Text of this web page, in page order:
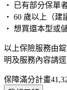
・ 已有部分保單
・ 60 歲以上（建
・ 想買還本型或
以上保險服務由
明及服務內容請
保障滿分計畫